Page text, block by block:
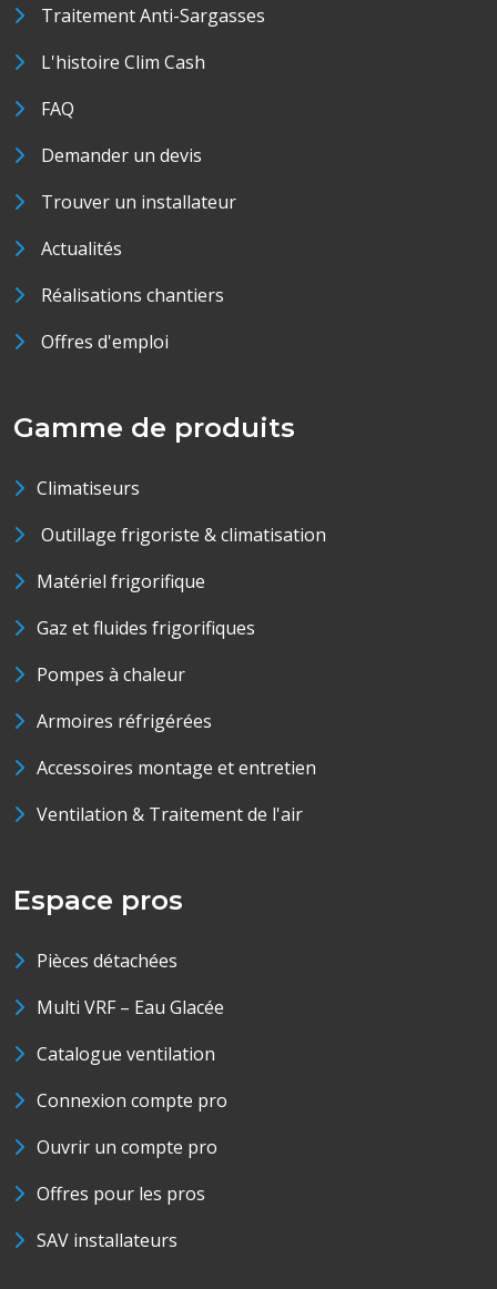
Traitement Anti-Sargasses
L'histoire Clim Cash
FAQ
Demander un devis
Trouver un installateur
Actualités
Réalisations chantiers
Offres d'emploi
Gamme de produits
Climatiseurs
Outillage frigoriste & climatisation
Matériel frigorifique
Gaz et fluides frigorifiques
Pompes à chaleur
Armoires réfrigérées
Accessoires montage et entretien
Ventilation & Traitement de l'air
Espace pros
Pièces détachées
Multi VRF – Eau Glacée
Catalogue ventilation
Connexion compte pro
Ouvrir un compte pro
Offres pour les pros
SAV installateurs